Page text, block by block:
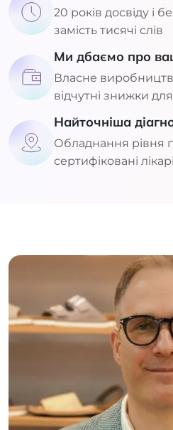
20 років досвіду і
замість тисячі слів
Ми дбаємо про
Власне
відчутні знижки
Найточніша
Обладнання рівня
сертифіковані лікарі